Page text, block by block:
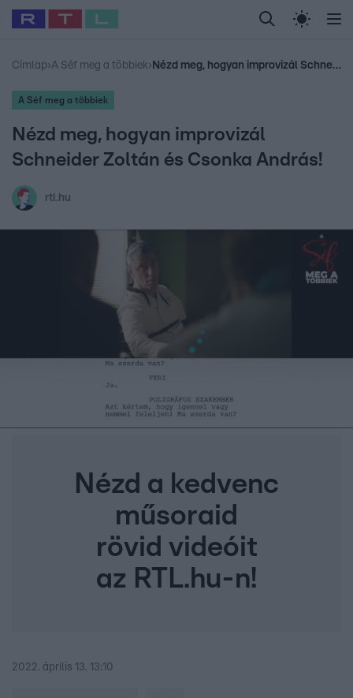
Legfrissebb RTL Híradó Randi Celeb vagyok,
Babits Marcella Most Wanted Gallusz
Címlap›A Séf meg a többiek› Nézd meg, hogyan improvizál Schneider Zoltán és Csonka András!
A Séf meg a többiek
Nézd meg, hogyan improvizál
Schneider Zoltán és Csonka András!
rtl.hu
Nézd a kedvenc
műsoraid
rövid videóit
az RTL.hu-n!
2022. április 13. 13:10